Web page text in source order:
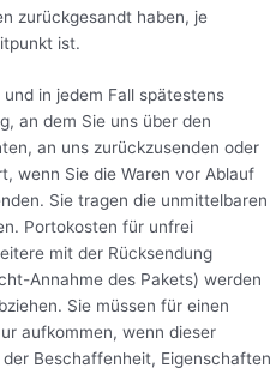
zurückgesandt haben, je
ist.
in jedem Fall spätestens
an dem Sie uns über den
an uns zurückzusenden oder
wenn Sie die Waren vor Ablauf
Sie tragen die unmittelbaren
Portokosten für unfrei
mit der Rücksendung
Annahme des Pakets) werden
Sie müssen für einen
aufkommen, wenn dieser
Beschaffenheit, Eigenschaften